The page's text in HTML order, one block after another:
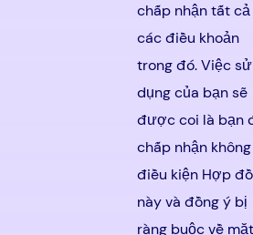
chấp nhận tất cả
các điều khoản
trong đó. Việc sử
dụng của bạn sẽ
được coi là bạn
chấp nhận không
điều kiện Hợp
này và đồng ý bị
ràng buộc về mặt